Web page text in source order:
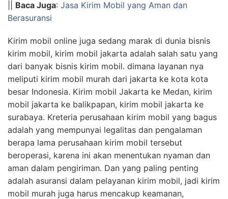
Baca Juga: Jasa Kirim Mobil yang Aman dan
Berasuransi
Kirim mobil online juga sedang marak di dunia bisnis
kirim mobil, kirim mobil jakarta adalah salah satu yang
dari banyak bisnis kirim mobil. dimana layanan nya
meliputi kirim mobil murah dari jakarta ke kota kota
besar Indonesia. Kirim mobil Jakarta ke Medan, kirim
mobil jakarta ke balikpapan, kirim mobil jakarta ke
surabaya. Kreteria perusahaan kirim mobil yang bagus
adalah yang mempunyai legalitas dan pengalaman
berapa lama perusahaan kirim mobil tersebut
beroperasi, karena ini akan menentukan nyaman dan
aman dalam pengiriman. Dan yang paling penting
adalah asuransi dalam pelayanan kirim mobil, jadi kirim
mobil murah juga harus mencakup keamanan,